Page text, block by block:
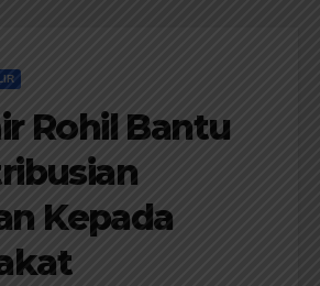
Rohil Bantu
Kepada